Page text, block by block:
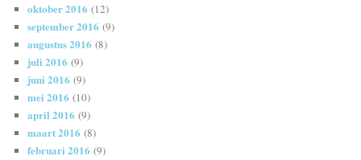
oktober 2016 (12)
september 2016 (9)
augustus 2016 (8)
juli 2016 (9)
juni 2016 (9)
mei 2016 (10)
april 2016 (9)
maart 2016 (8)
februari 2016 (9)